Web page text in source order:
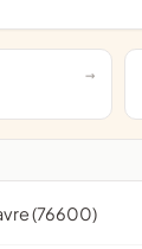
(76600)